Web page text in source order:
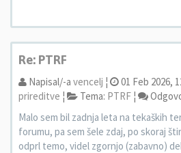
Re: PTRF
Napisal/-a vencelj ¦ 01 Feb 2026,
prireditve ¦ Tema: PTRF ¦
Malo sem bil zadnja leta na tekaških
forumu, pa sem šele zdaj, po skoraj
odprl temo, videl zgornjo (zabavno)